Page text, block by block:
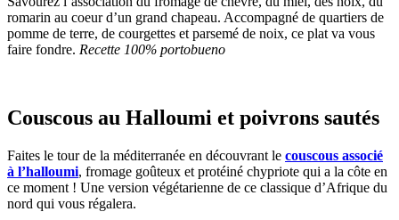
romarin au coeur d’un grand chapeau. Accompagné de quartiers de
pomme de terre, de courgettes et parsemé de noix, ce plat va vous
faire fondre. Recette 100% portobueno
Couscous au Halloumi et poivrons sautés
Faites le tour de la méditerranée en découvrant le couscous associé
à l’halloumi, fromage goûteux et protéiné chypriote qui a la côte en
ce moment ! Une version végétarienne de ce classique d’Afrique du
nord qui vous régalera.